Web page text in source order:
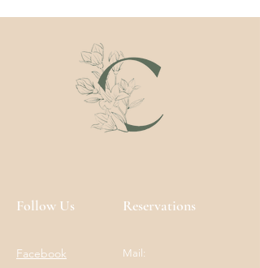
• Voedzame en zijdezachte textuurt
• Werkt beter 's nachts om de
delicate huid van de oogcontour te
• Regenereert, verlicht, ontspant
Follow Us Reservations
Facebook
Mail: